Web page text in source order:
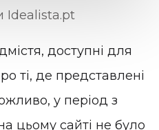
Idealista.pt
доступні для
ті, де представлені
у період з
цьому сайті не було